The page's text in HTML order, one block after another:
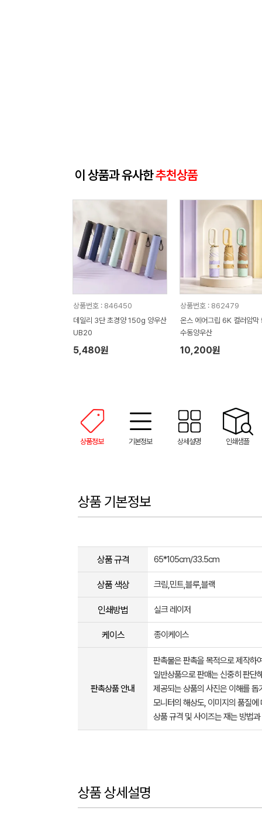
이 상품과 유사한추천상품
상품번호 : 846450
데일리 3단 초경양 150g 양우산
UB20
5,480원
상품번호 : 862479
온스 에어그립 6K 컬러암막
수동양우산
10,200원
상품정보 기본정보 상세설명 인쇄샘플
상품 기본정보
상품 규격 65*105cm/33.5cm
상품 색상 크림,민트,블루,블랙
인쇄방법 실크 레이저
케이스 종이케이스
판촉상품 안내
판촉물은 판촉을 목적으로 제작하
일반상품으로 판매는 신중히 판단
제공되는 상품의 사진은 이해를
모니터의 해상도, 이미지의 품질
상품 규격 및 사이즈는 재는 방법
상품 상세설명